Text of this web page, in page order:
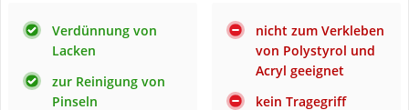
Verdünnung von
Lacken
zur Reinigung von
Pinseln
nicht zum Verkleben
von Polystyrol und
Acryl geeignet
kein Tragegriff